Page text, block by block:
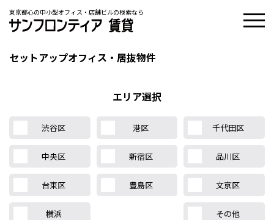
東京都心の中小型オフィス・店舗ビルの検索なら
セットアップオフィス・居抜物件
エリア選択
渋谷区 港区 千代田区
中央区 新宿区 品川区
台東区 豊島区 文京区
横浜 その他